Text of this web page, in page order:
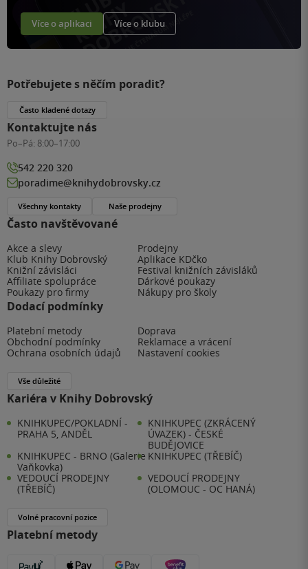
Více o aplikaci Více o klubu
Často navštěvované
Akce a slevy
Prodejny
Klub Knihy Dobrovský
Aplikace KDčko
Knižní závisláci
Festival knižních závisláků
Affiliate spolupráce
Dárkové poukazy
Poukazy pro firmy
Nákupy pro školy
Dodací podmínky
Platební metody
Doprava
Obchodní podmínky
Reklamace a vrácení
Ochrana osobních údajů
Nastavení cookies
Vše důležité
Kariéra v Knihy Dobrovský
KNIHKUPEC/POKLADNÍ -
PRAHA 5, ANDĚL
KNIHKUPEC (ZKRÁCENÝ
ÚVAZEK) - ČESKÉ
BUDĚJOVICE
KNIHKUPEC - BRNO (Galerie
Vaňkovka)
KNIHKUPEC (TŘEBÍČ)
VEDOUCÍ PRODEJNY
(TŘEBÍČ)
VEDOUCÍ PRODEJNY
(OLOMOUC - OC HANÁ)
Volné pracovní pozice
Platební metody
Potřebujete s něčím poradit?
Často kladené dotazy
Kontaktujte nás
Po–Pá: 8:00–17:00
542 220 320
poradime@knihydobrovsky.cz
Všechny kontakty Naše prodejny